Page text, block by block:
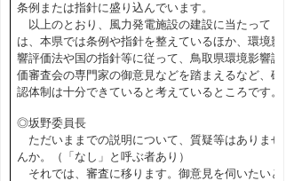
条例または指針に盛り込んでいます。
以上のとおり、風力発電施設の建設に当たって
は、本県では条例や指針を整えているほか、環境影
響評価法や国の指針等に従って、鳥取県環境影響評
価審査会の専門家の御意見などを踏まえるなど、確
認体制は十分できていると考えているところです。
◎坂野委員長
ただいままでの説明について、質疑等はありませ
んか。（「なし」と呼ぶ者あり）
それでは、審査に移ります。御意見を伺いたいと